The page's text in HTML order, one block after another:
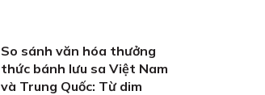
So sánh văn hóa thưởng
thức bánh lưu sa Việt Nam
và Trung Quốc: Từ dim